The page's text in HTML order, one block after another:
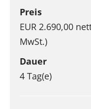
Preis
EUR 2.690,00
MwSt.)
Dauer
4 Tag(e)